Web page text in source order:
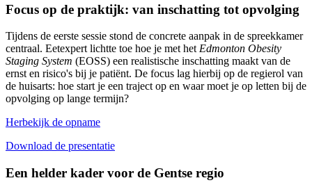
Focus op de praktijk: van inschatting tot opvolging
Tijdens de eerste sessie stond de concrete aanpak in de spreekkamer
centraal. Eetexpert lichtte toe hoe je met het Edmonton Obesity
Staging System (EOSS) een realistische inschatting maakt van de
ernst en risico's bij je patiënt. De focus lag hierbij op de regierol van
de huisarts: hoe start je een traject op en waar moet je op letten bij de
opvolging op lange termijn?
Herbekijk de opname
Download de presentatie
Een helder kader voor de Gentse regio